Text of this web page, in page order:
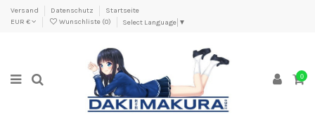
Versand Datenschutz
Startseite
EUR €
Wunschliste (0) Select Language ▼
0